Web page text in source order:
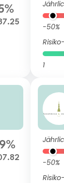
-50%
1
-50%